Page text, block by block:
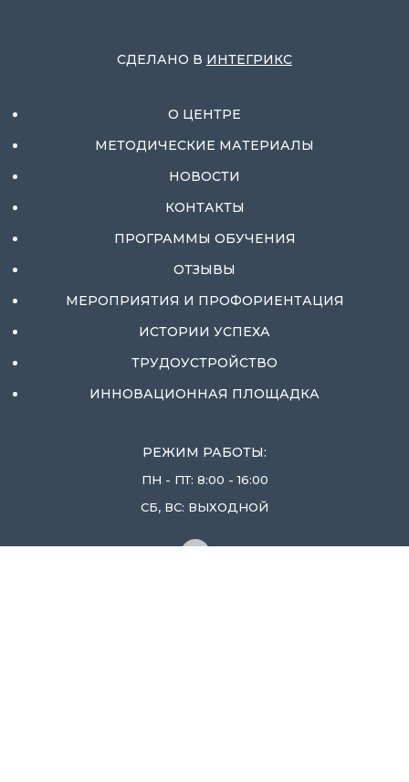
СДЕЛАНО В ИНТЕГРИКС
О ЦЕНТРЕ
МЕТОДИЧЕСКИЕ МАТЕРИАЛЫ
НОВОСТИ
КОНТАКТЫ
ПРОГРАММЫ ОБУЧЕНИЯ
ОТЗЫВЫ
МЕРОПРИЯТИЯ И ПРОФОРИЕНТАЦИЯ
ИСТОРИИ УСПЕХА
ТРУДОУСТРОЙСТВО
ИННОВАЦИОННАЯ ПЛОЩАДКА
РЕЖИМ РАБОТЫ:
ПН - ПТ: 8:00 - 16:00
СБ, ВС: ВЫХОДНОЙ